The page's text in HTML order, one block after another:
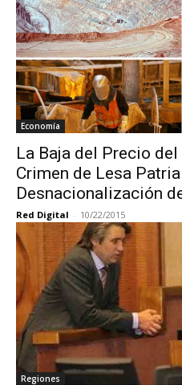
Economía
La Baja del Precio del
Crimen de Lesa
Desnacionalización
Red Digital - 10/22/2015
Regiones